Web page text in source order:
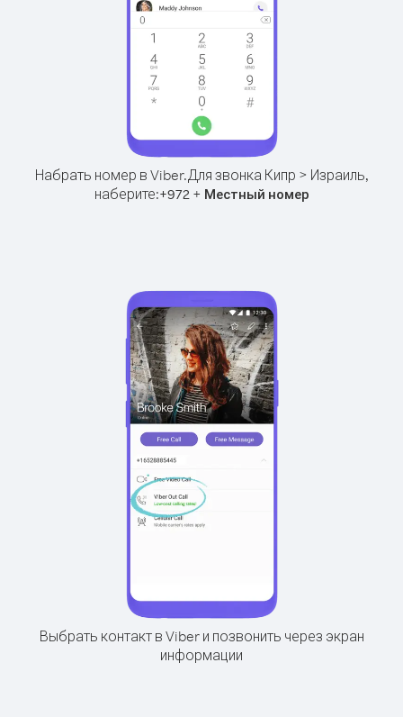
Набрать номер в Viber.Для звонка Кипр > Израиль,
наберите:+972+ Местный номер
Выбрать контакт в Viber и позвонить через экран
информации